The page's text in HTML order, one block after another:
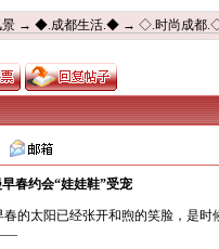
→ ◆.成都生活.◆ → ◇.时尚成都
春约会“娃娃鞋”受宠
的太阳已经张开和煦的笑脸，是时